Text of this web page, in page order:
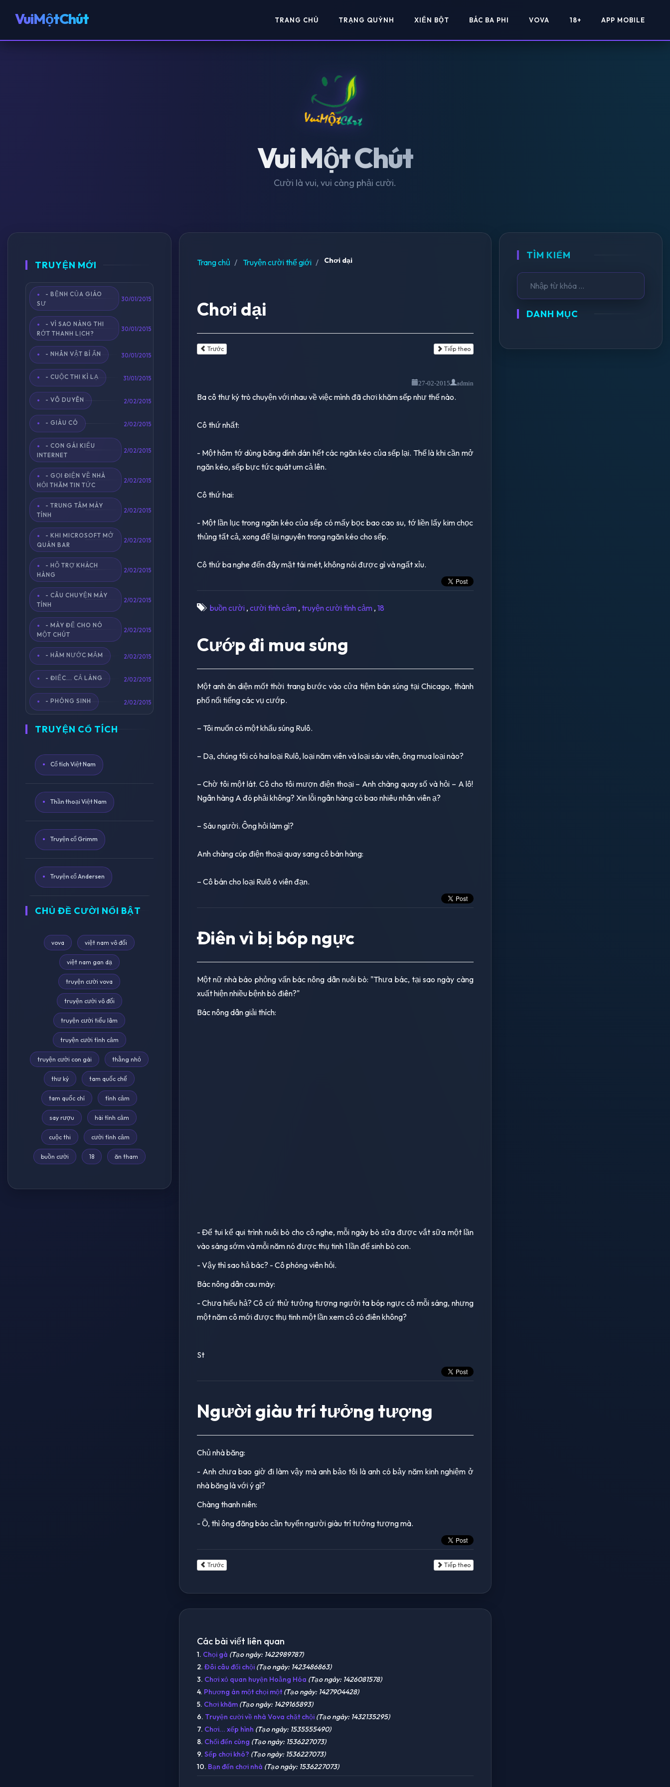
VuiMộtChút TRANG CHỦ TRẠNG QUỲNH XIỂN BỘT BÁC BA PHI VOVA 18+ APP MOBILE
Vui Một Chút
Cười là vui, vui càng phải cười.
TRUYỆN MỚI
- BỆNH CỦA GIÁO
SƯ
30/01/2015
- VÌ SAO NÀNG THI
RỚT THANH LỊCH?
30/01/2015
- NHÂN VẬT BÍ ẨN 30/01/2015
- CUỘC THI KÌ LẠ 31/01/2015
- VÔ DUYÊN 2/02/2015
- GIÀU CÓ 2/02/2015
- CON GÁI KIỂU
INTERNET
2/02/2015
- GỌI ĐIỆN VỀ NHÀ
HỎI THĂM TIN TỨC
2/02/2015
- TRUNG TÂM MÁY
TÍNH
2/02/2015
- KHI MICROSOFT MỞ
QUÁN BAR
2/02/2015
- HỖ TRỢ KHÁCH
HÀNG
2/02/2015
- CÂU CHUYỆN MÁY
TÍNH
2/02/2015
- MÀY ĐỂ CHO NÓ
MỘT CHÚT
2/02/2015
- HÂM NƯỚC MẮM 2/02/2015
- ĐIẾC... CẢ LÀNG 2/02/2015
- PHÓNG SINH 2/02/2015
TRUYỆN CỔ TÍCH
Cổ tích Việt Nam
Thần thoại Việt Nam
Truyện cổ Grimm
Truyện cổ Andersen
CHỦ ĐỀ CƯỜI NỔI BẬT
vova việt nam vô đối
việt nam gan dạ
truyện cười vova
truyện cười vô đối
truyện cười tiếu lâm
truyện cười tình cảm
truyện cười con gái thằng nhỏ
thư ký tam quốc chế
tam quốc chí tình cảm
say rượu hài tình cảm
cuộc thi cười tình cảm
buồn cười 18 ăn tham
Trang chủ Truyện cười thế giới Chơi dại
Chơi dại
Trước Tiếp theo
27-02-2015 admin
Ba cô thư ký trò chuyện với nhau về việc mình đã chơi khăm sếp như thế nào.
Cô thứ nhất:
- Một hôm tớ dùng băng dính dán hết các ngăn kéo của sếp lại. Thế là khi cần mở
ngăn kéo, sếp bực tức quát um cả lên.
Cô thứ hai:
- Một lần lục trong ngăn kéo của sếp có mấy bọc bao cao su, tớ liền lấy kim chọc
thủng tất cả, xong để lại nguyên trong ngăn kéo cho sếp.
Cô thứ ba nghe đến đây mặt tái mét, không nói được gì và ngất xỉu.
buồn cười, cười tình cảm, truyện cười tình cảm, 18
Cướp đi mua súng
Một anh ăn diện mốt thời trang bước vào cửa tiệm bán súng tại Chicago, thành
phố nổi tiếng các vụ cướp.
– Tôi muốn có một khẩu súng Rulô.
– Dạ, chúng tôi có hai loại Rulô, loại năm viên và loại sáu viên, ông mua loại nào?
– Chờ tôi một lát. Cô cho tôi mượn điện thoại – Anh chàng quay số và hỏi – A lô!
Ngân hàng A đó phải không? Xin lỗi ngân hàng có bao nhiêu nhân viên ạ?
– Sáu người. Ông hỏi làm gì?
Anh chàng cúp điện thoại quay sang cô bán hàng:
– Cô bán cho loại Rulô 6 viên đạn.
Điên vì bị bóp ngực
Một nữ nhà báo phỏng vấn bác nông dân nuôi bò: "Thưa bác, tại sao ngày càng
xuất hiện nhiều bệnh bò điên?"
Bác nông dân giải thích:
- Để tui kể qui trình nuôi bò cho cô nghe, mỗi ngày bò sữa được vắt sữa một lần
vào sáng sớm và mỗi năm nó được thụ tinh 1 lần để sinh bò con.
- Vậy thì sao hả bác? - Cô phóng viên hỏi.
Bác nông dân cau mày:
- Chưa hiểu hả? Cô cứ thử tưởng tượng người ta bóp ngực cô mỗi sáng, nhưng
một năm cô mới được thụ tinh một lần xem cô có điên không?
St
Người giàu trí tưởng tượng
Chủ nhà băng:
- Anh chưa bao giờ đi làm vậy mà anh bảo tôi là anh có bảy năm kinh nghiệm ở
nhà băng là với ý gì?
Chàng thanh niên:
- Ồ, thì ông đăng báo cần tuyển người giàu trí tưởng tượng mà.
Trước Tiếp theo
Các bài viết liên quan
1. Chọi gà (Tạo ngày: 1422989787)
2. Đôi câu đối chội (Tạo ngày: 1423486863)
3. Chơi xỏ quan huyện Hoằng Hóa (Tạo ngày: 1426081578)
4. Phương án một chọi một (Tạo ngày: 1427904428)
5. Chơi khăm (Tạo ngày: 1429165893)
6. Truyện cười về nhà Vova chặt chội (Tạo ngày: 1432135295)
7. Chơi... xếp hình (Tạo ngày: 1535555490)
8. Chối đến cùng (Tạo ngày: 1536227073)
9. Sếp chơi khó? (Tạo ngày: 1536227073)
10. Bạn đến chơi nhà (Tạo ngày: 1536227073)
TÌM KIẾM
DANH MỤC